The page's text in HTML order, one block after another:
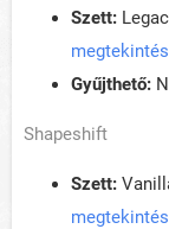
Szett:
Gyűjthető:
Shapeshift
Szett: